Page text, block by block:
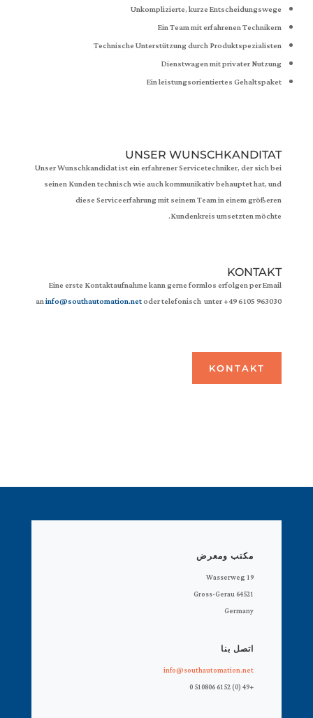
Unkomplizierte, kurze Entscheidungswege
Ein Team mit erfahrenen Technikern
Technische Unterstützung durch Produktspezialisten
Dienstwagen mit privater Nutzung
Ein leistungsorientiertes Gehaltspaket
UNSER WUNSCHKANDITAT
Unser Wunschkandidat ist ein erfahrener Servicetechniker, der sich bei
seinen Kunden technisch wie auch kommunikativ behauptet hat, und
diese Serviceerfahrung mit seinem Team in einem größeren
Kundenkreis umsetzten möchte.
KONTAKT
Eine erste Kontaktaufnahme kann gerne formlos erfolgen per Email
aninfo@southautomation.netoder telefonisch unter ‭+49 6105 963030
KONTAKT
مكتب ومعرض
Wasserweg 19
64521 Gross-Gerau
Germany
اتصل بنا
info@southautomation.net
+49 (0) 6152 510806 0